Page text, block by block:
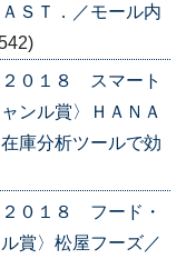
ＳＴ．／モール内
０１８ スマート
ンル賞〉ＨＡＮＡ
庫分析ツールで効
０１８ フード・
賞〉松屋フーズ／